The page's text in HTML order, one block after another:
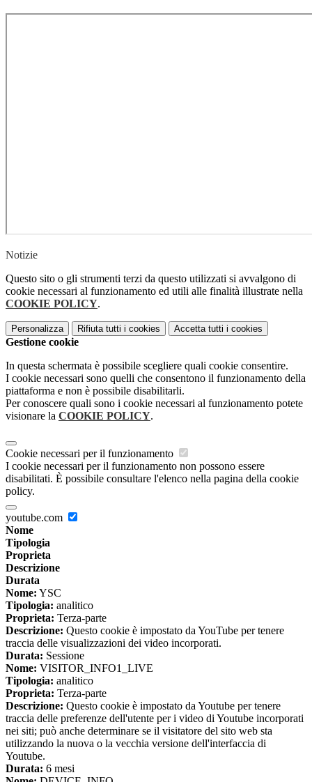
Notizie
Questo sito o gli strumenti terzi da questo utilizzati si avvalgono di
cookie necessari al funzionamento ed utili alle finalità illustrate nella
COOKIE POLICY.
Personalizza Rifiuta tutti i cookies Accetta tutti i cookies
Gestione cookie
In questa schermata è possibile scegliere quali cookie consentire.
I cookie necessari sono quelli che consentono il funzionamento della
piattaforma e non è possibile disabilitarli.
Per conoscere quali sono i cookie necessari al funzionamento potete
visionare la COOKIE POLICY.
Cookie necessari per il funzionamento
I cookie necessari per il funzionamento non possono essere
disabilitati. È possibile consultare l'elenco nella pagina della cookie
policy.
youtube.com
Nome
Tipologia
Proprieta
Descrizione
Durata
Nome: YSC
Tipologia: analitico
Proprieta: Terza-parte
Descrizione: Questo cookie è impostato da YouTube per tenere
traccia delle visualizzazioni dei video incorporati.
Durata: Sessione
Nome: VISITOR_INFO1_LIVE
Tipologia: analitico
Proprieta: Terza-parte
Descrizione: Questo cookie è impostato da Youtube per tenere
traccia delle preferenze dell'utente per i video di Youtube incorporati
nei siti; può anche determinare se il visitatore del sito web sta
utilizzando la nuova o la vecchia versione dell'interfaccia di
Youtube.
Durata: 6 mesi